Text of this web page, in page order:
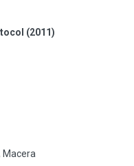
(2011)
Macera